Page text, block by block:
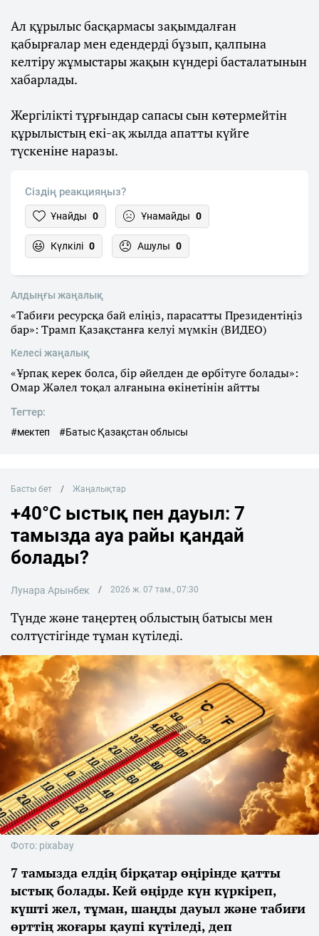
Ал құрылыс басқармасы зақымдалған
қабырғалар мен едендерді бұзып, қалпына
келтіру жұмыстары жақын күндері басталатынын
хабарлады.
Жергілікті тұрғындар сапасы сын көтермейтін
құрылыстың екі-ақ жылда апатты күйге
түскеніне наразы.
Сіздің реакцияңыз?
Ұнайды 0 Ұнамайды 0
Күлкілі 0 Ашулы 0
Алдыңғы жаңалық
«Табиғи ресурсқа бай еліңіз, парасатты Президентіңіз
бар»: Трамп Қазақстанға келуі мүмкін (ВИДЕО)
Келесі жаңалық
«Ұрпақ керек болса, бір әйелден де өрбітуге болады»:
Омар Жәлел тоқал алғанына өкінетінін айтты
Тегтер:
#мектеп #Батыс Қазақстан облысы
Басты бет Жаңалықтар
+40°C ыстық пен дауыл: 7
тамызда ауа райы қандай
болады?
Лунара Арынбек 2026 ж. 07 там., 07:30
Түнде және таңертең облыстың батысы мен
солтүстігінде тұман күтіледі.
Фото: pixabay
7 тамызда елдің бірқатар өңірінде қатты
ыстық болады. Кей өңірде күн күркіреп,
күшті жел, тұман, шаңды дауыл және табиғи
өрттің жоғары қаупі күтіледі, деп